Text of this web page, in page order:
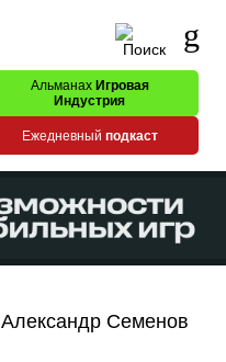
Альманах Игровая
Индустрия
Ежедневный подкаст
Александр Семенов